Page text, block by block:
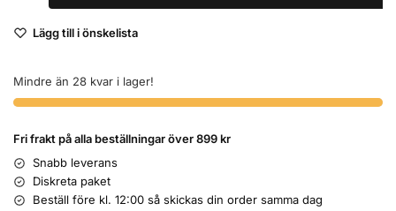
Lägg till i önskelista
Mindre än 28 kvar i lager!
Fri frakt på alla beställningar över 899 kr
Snabb leverans
Diskreta paket
Beställ före kl. 12:00 så skickas din order samma dag